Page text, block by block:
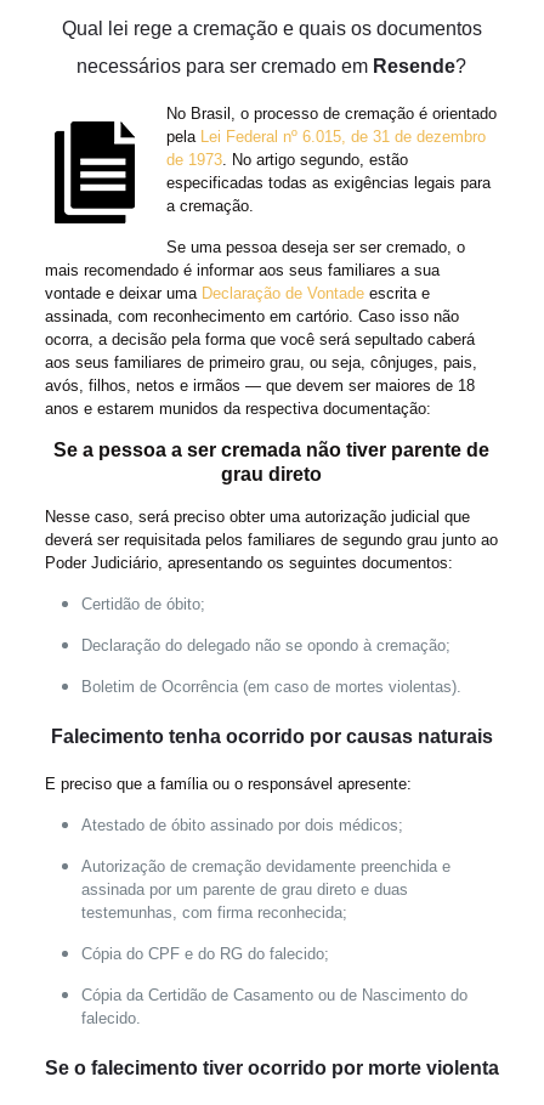
Qual lei rege a cremação e quais os documentos
necessários para ser cremado em Resende?
No Brasil, o processo de cremação é orientado
pela Lei Federal nº 6.015, de 31 de dezembro
de 1973. No artigo segundo, estão
especificadas todas as exigências legais para
a cremação.
Se uma pessoa deseja ser ser cremado, o
mais recomendado é informar aos seus familiares a sua
vontade e deixar uma Declaração de Vontadeescrita e
assinada, com reconhecimento em cartório. Caso isso não
ocorra, a decisão pela forma que você será sepultado caberá
aos seus familiares de primeiro grau, ou seja, cônjuges, pais,
avós, filhos, netos e irmãos — que devem ser maiores de 18
anos e estarem munidos da respectiva documentação:
Se a pessoa a ser cremada não tiver parente de
grau direto
Nesse caso, será preciso obter uma autorização judicial que
deverá ser requisitada pelos familiares de segundo grau junto ao
Poder Judiciário, apresentando os seguintes documentos:
Certidão de óbito;
Declaração do delegado não se opondo à cremação;
Boletim de Ocorrência (em caso de mortes violentas).
Falecimento tenha ocorrido por causas naturais
E preciso que a família ou o responsável apresente:
Atestado de óbito assinado por dois médicos;
Autorização de cremação devidamente preenchida e
assinada por um parente de grau direto e duas
testemunhas, com firma reconhecida;
Cópia do CPF e do RG do falecido;
Cópia da Certidão de Casamento ou de Nascimento do
falecido.
Se o falecimento tiver ocorrido por morte violenta